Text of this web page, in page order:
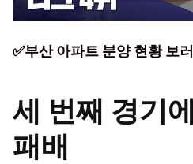
✅부산 아파트 분양 현황 보
세 번째 경기
패배